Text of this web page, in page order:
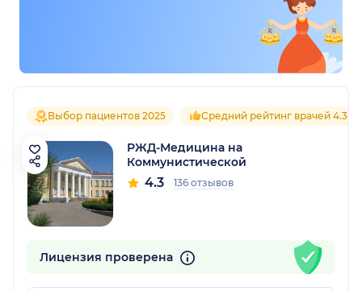
Выбор пациентов 2025 Средний рейтинг врачей 4.3
РЖД-Медицина на
Коммунистической
4.3 136 отзывов
Лицензия проверена